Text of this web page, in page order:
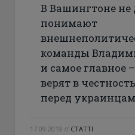
В Вашингтоне не
понимают
команды
и самое главное
верят в
перед
17.09.2019 // СТАТТІ